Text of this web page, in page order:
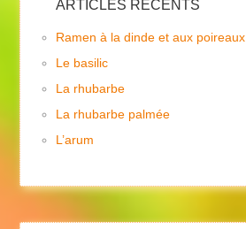
ARTICLES RÉCENTS
Ramen à la dinde et aux poireaux
Le basilic
La rhubarbe
La rhubarbe palmée
L’arum